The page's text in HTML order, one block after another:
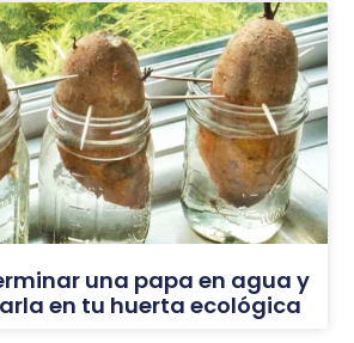
una papa en agua y
en tu huerta ecológica